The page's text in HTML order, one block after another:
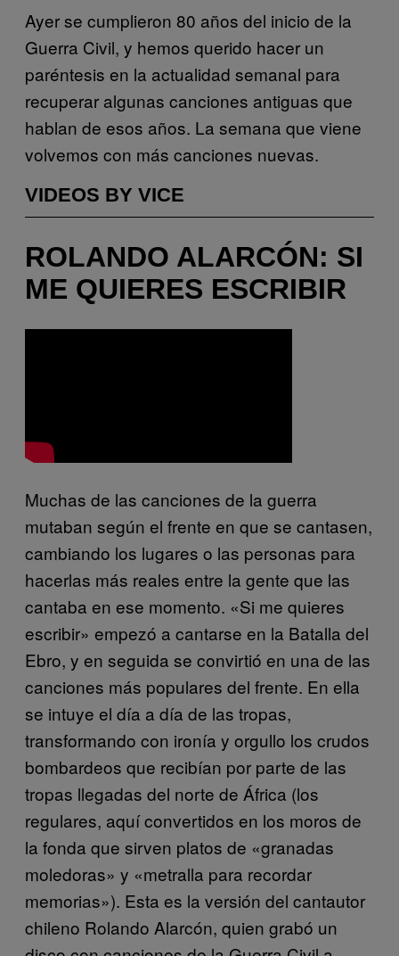
Ayer se cumplieron 80 años del inicio de la
Guerra Civil, y hemos querido hacer un
paréntesis en la actualidad semanal para
recuperar algunas canciones antiguas que
hablan de esos años. La semana que viene
volvemos con más canciones nuevas.
VIDEOS BY VICE
ROLANDO ALARCÓN: SI
ME QUIERES ESCRIBIR
Muchas de las canciones de la guerra
mutaban según el frente en que se cantasen,
cambiando los lugares o las personas para
hacerlas más reales entre la gente que las
cantaba en ese momento. «Si me quieres
escribir» empezó a cantarse en la Batalla del
Ebro, y en seguida se convirtió en una de las
canciones más populares del frente. En ella
se intuye el día a día de las tropas,
transformando con ironía y orgullo los crudos
bombardeos que recibían por parte de las
tropas llegadas del norte de África (los
regulares, aquí convertidos en los moros de
la fonda que sirven platos de «granadas
moledoras» y «metralla para recordar
memorias»). Esta es la versión del cantautor
chileno Rolando Alarcón, quien grabó un